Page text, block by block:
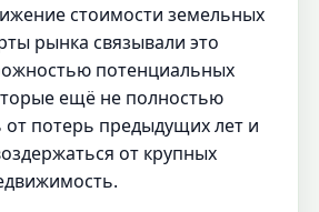
стоимости земельных
рынка связывали это
потенциальных
ещё не полностью
от потерь предыдущих лет и
от крупных